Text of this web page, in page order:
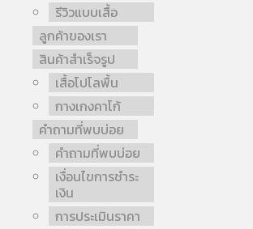
รีวิวแบบเสื้อ
ลูกค้าของเรา
สินค้าสำเร็จรูป
เสื้อโปโลพื้น
กางเกงคาโก้
คำถามที่พบบ่อย
คำถามที่พบบ่อย
เงื่อนไขการชำระ
เงิน
การประเมินราคา